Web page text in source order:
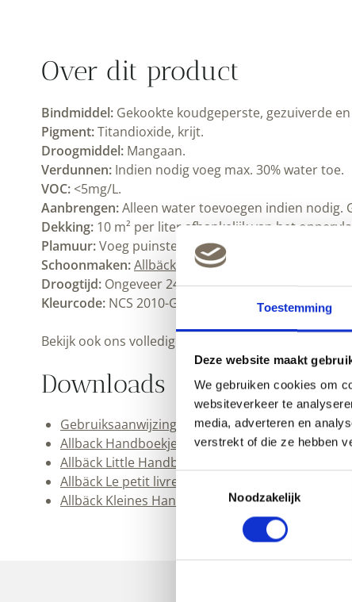
Toestemming
Deze website maakt
We gebruiken cookies om
websiteverkeer te
media, adverteren en
verstrekt of die ze hebben
Toestemmingsselectie
Noodzakelijk
Over dit product
Pigment:Titandioxide, krijt.
Droogmiddel:Mangaan.
Verdunnen:Indien nodig voeg max. 30% water toe.
VOC:<5mg/L.
Aanbrengen:Alleen water toevoegen indien nodig. Gebruik
Dekking:10 m² per liter afhankelijk van het oppervlak en
Plamuur:Voeg puinsteenpoeder toe om plamuur te maken
Schoonmaken:Allbäck lijnoliezeepen water.
Droogtijd:Ongeveer 24 uur bij kamertemperatuur. Goed
Kleurcode: NCS 2010-G70Y
Bekijk ook ons volledige Allbäck assortiment.
Downloads
Gebruiksaanwijzing Allbäck Linus muurverf (pdf)
Allback Handboekje (pdf)
Allbäck Little Handbook (pdf)
Allbäck Le petit livre de la peinture (pdf)
Allbäck Kleines Handbuch (pdf)